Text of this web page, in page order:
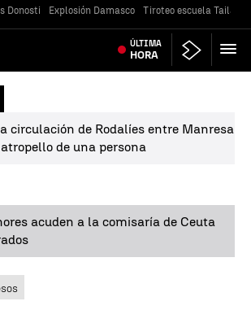
Donosti Explosión Damasco Tiroteo escuela
ÚLTIMA
HORA
circulación de Rodalíes entre Manresa
de una persona
acuden a la comisaría de Ceuta